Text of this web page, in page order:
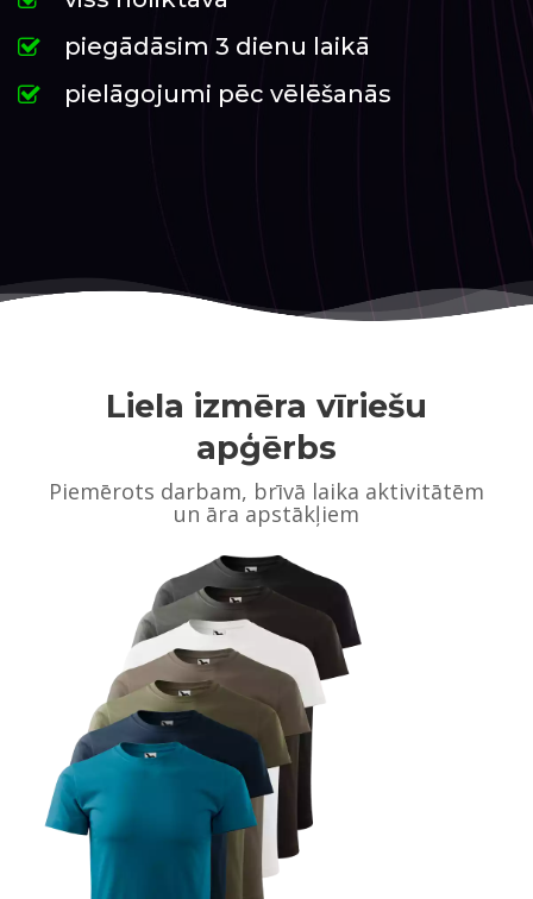
piegādāsim 3 dienu laikā
pielāgojumi pēc vēlēšanās
Liela izmēra vīriešu
apģērbs
Piemērots darbam, brīvā laika aktivitātēm
un āra apstākļiem